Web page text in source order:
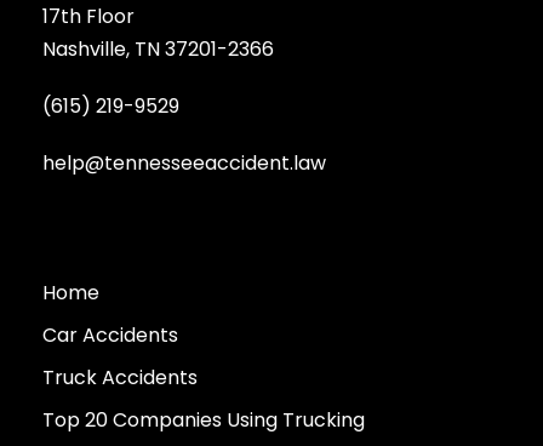
17th Floor
Nashville, TN 37201-2366
(615) 219-9529
help@tennesseeaccident.law
Home
Car Accidents
Truck Accidents
Top 20 Companies Using Trucking